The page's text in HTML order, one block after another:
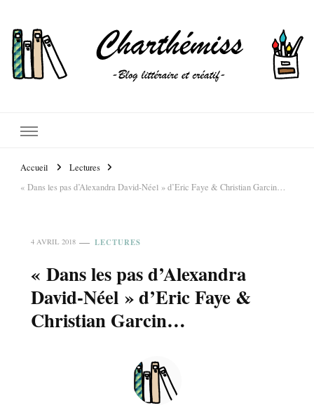
Accueil
Lectures
« Dans les pas d’Alexandra David-Néel » d’Eric Faye & Christian Garcin…
4 AVRIL 2018 LECTURES
« Dans les pas d’Alexandra
David-Néel » d’Eric Faye &
Christian Garcin…